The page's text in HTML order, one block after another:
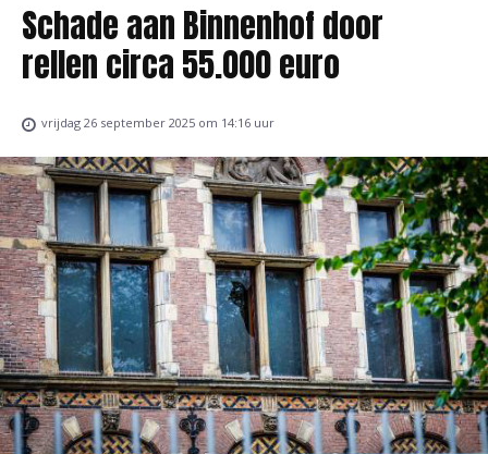
Schade aan Binnenhof door
rellen circa 55.000 euro
vrijdag 26 september 2025 om 14:16 uur